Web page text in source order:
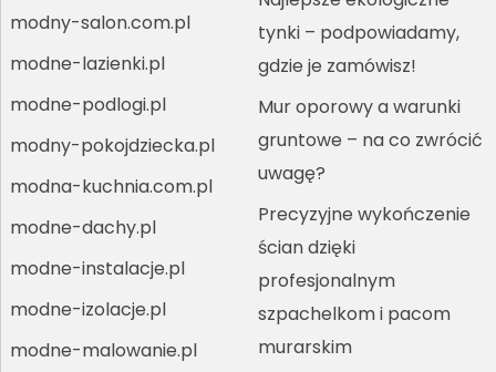
modny-salon.com.pl
modne-lazienki.pl
modne-podlogi.pl
modny-pokojdziecka.pl
modna-kuchnia.com.pl
modne-dachy.pl
modne-instalacje.pl
modne-izolacje.pl
modne-malowanie.pl
tynki – podpowiadamy,
gdzie je zamówisz!
Mur oporowy a warunki
gruntowe – na co zwrócić
uwagę?
Precyzyjne wykończenie
ścian dzięki
profesjonalnym
szpachelkom i pacom
murarskim